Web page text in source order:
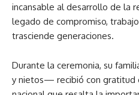
incansable al desarrollo de la
legado de compromiso,
trasciende generaciones.
Durante la ceremonia, su
y nietos— recibió con gratitud